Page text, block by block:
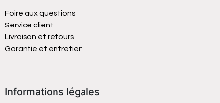
Foire aux questions
Service client
Livraison et retours
Garantie et entretien
Informations légales